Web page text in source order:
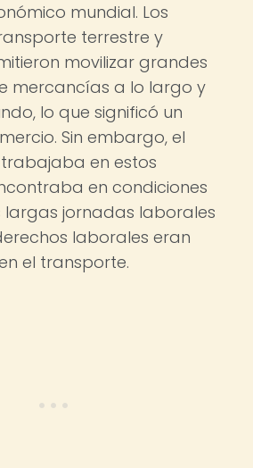
mundial. Los
terrestre y
movilizar grandes
mercancías a lo largo y
lo que significó un
Sin embargo, el
en estos
en condiciones
largas jornadas laborales
laborales eran
el transporte.